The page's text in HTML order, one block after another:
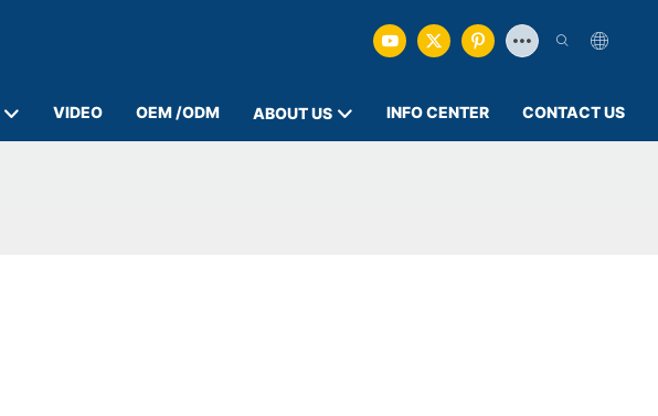
VIDEO OEM /ODM ABOUT US INFO CENTER CONTACT US